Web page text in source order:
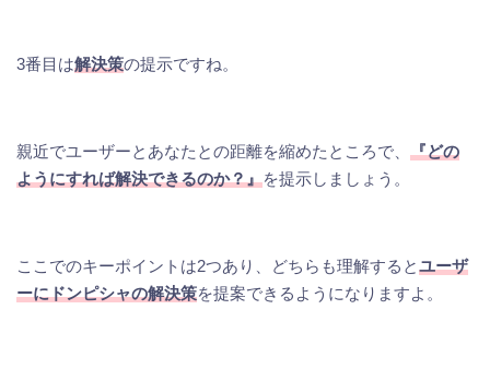
3番目は解決策の提示ですね。
親近でユーザーとあなたとの距離を縮めたところで、 『どの
ようにすれば解決できるのか？』を提示しましょう。
ここでのキーポイントは2つあり、どちらも理解するとユーザ
ーにドンピシャの解決策を提案できるようになりますよ。